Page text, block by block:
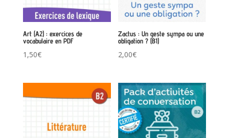
Art (A2) : exercices de
vocabulaire en PDF
1,50€
Zactus : Un geste sympa ou une
obligation ? (B1)
2,00€